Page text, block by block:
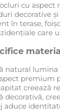
cu
decorative
în terase,
care
natural lumina
premium
creează
decorativă,
aduce